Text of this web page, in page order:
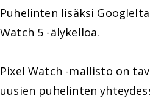
Puhelinten lisäksi
Watch 5 -älykelloa.
Pixel Watch -mallisto on
uusien puhelinten